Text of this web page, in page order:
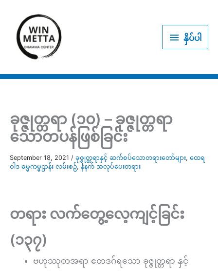
content
နှိပ် နှိပ်ပါ
ခုဇ္ဇုတ္တရာ (၁၀) – ခုဇ္ဇုတ္တရာ
သောတပန်ဖြစ်ခြင်း
September 18, 2021 / ခုဇ္ဇုတ္တရာနှင့် ဆက်စပ်သောတရားတော်များ, ထေရ
ဝါဒ ဓမ္မကမ္မဌာန်း လမ်းစဥ်, နံနက် အလုပ်ပေးတရား
တရား လက်တွေ့လေ့ကျင့်ခြင်း
(၁၃၇)
ဗဟုဿုတအရာ ဧတဒဂ်ရသော ခုဇ္ဇုတ္တရာ နှင့်